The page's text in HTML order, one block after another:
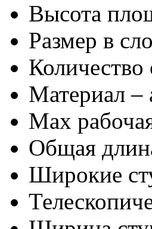
Высота
Размер в
Материал
Max
Общая
Широкие